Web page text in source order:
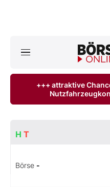
ktuelle Ausgabe
Abo & Shop
+++ attraktive
H T
Börse -